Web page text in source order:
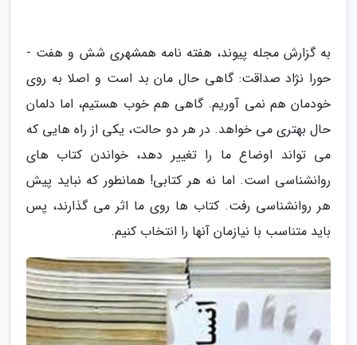
به گزارش مجله پیوند، هفته نامه همشهری شش و هفت -
حورا نژاد صداقت: گاهی حال مان بد است و اصلا به روی
خودمان هم نمی آوریم. گاهی هم خوب هستیم، اما دلمان
حال بهتری می خواهد. در هر دو حالت، یکی از راه هایی که
می تواند اوضاع ما را تغییر دهد، خواندن کتاب های
روانشناسی است. اما نه هر کتابی! همانطور که نباید پیش
هر روانشناسی رفت. کتاب ها روی ما اثر می گذارند، پس
باید متناسب با نیازمان آنها را انتخاب کنیم.